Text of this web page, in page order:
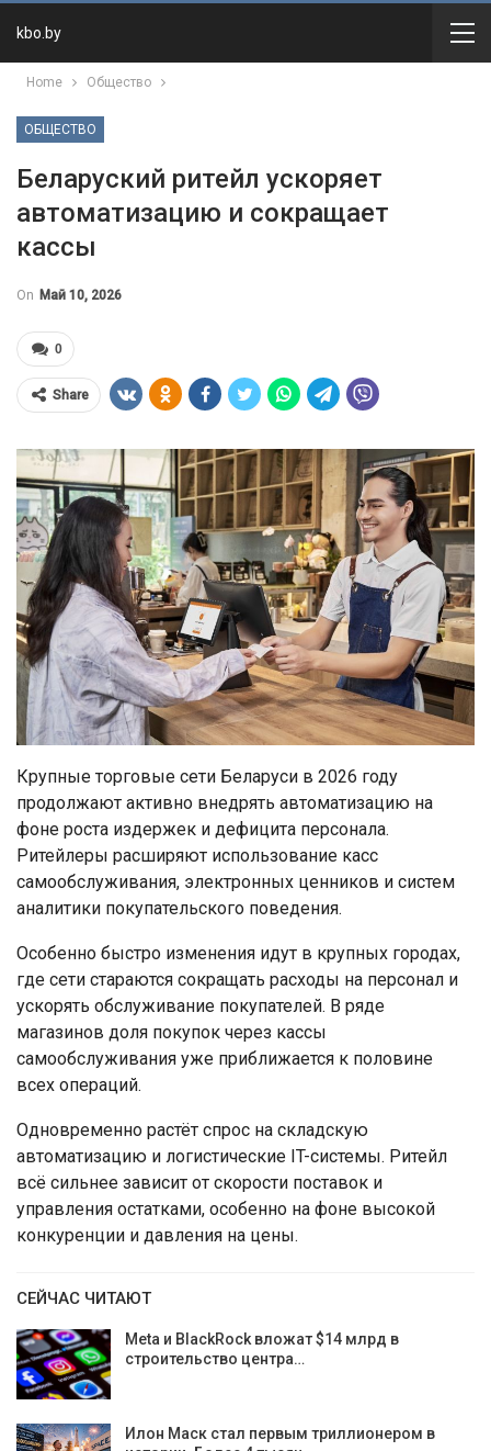
kbo.by
Home Общество
ОБЩЕСТВО
Беларуский ритейл ускоряет
автоматизацию и сокращает
кассы
On Май 10, 2026
0
Share
Крупные торговые сети Беларуси в 2026 году
продолжают активно внедрять автоматизацию на
фоне роста издержек и дефицита персонала.
Ритейлеры расширяют использование касс
самообслуживания, электронных ценников и систем
аналитики покупательского поведения.
Особенно быстро изменения идут в крупных городах,
где сети стараются сокращать расходы на персонал и
ускорять обслуживание покупателей. В ряде
магазинов доля покупок через кассы
самообслуживания уже приближается к половине
всех операций.
Одновременно растёт спрос на складскую
автоматизацию и логистические IT-системы. Ритейл
всё сильнее зависит от скорости поставок и
управления остатками, особенно на фоне высокой
конкуренции и давления на цены.
СЕЙЧАС ЧИТАЮТ
Meta и BlackRock вложат $14 млрд в
строительство центра…
Илон Маск стал первым триллионером в